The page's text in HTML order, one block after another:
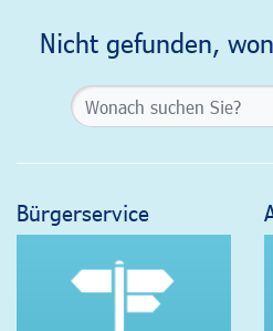
Nicht gefunden,
Bürgerservice